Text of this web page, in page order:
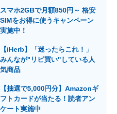
マーケ×ITの今がよく分かる
建設×テクノロジーの最前線
スマホ2GBで月額850円～ 格安
SIMをお得に使うキャンペーン
実施中！
【iHerb】「迷ったらこれ！」
みんなが"リピ買い"している人
気商品
【抽選で5,000円分】Amazonギ
フトカードが当たる！読者アン
ケート実施中